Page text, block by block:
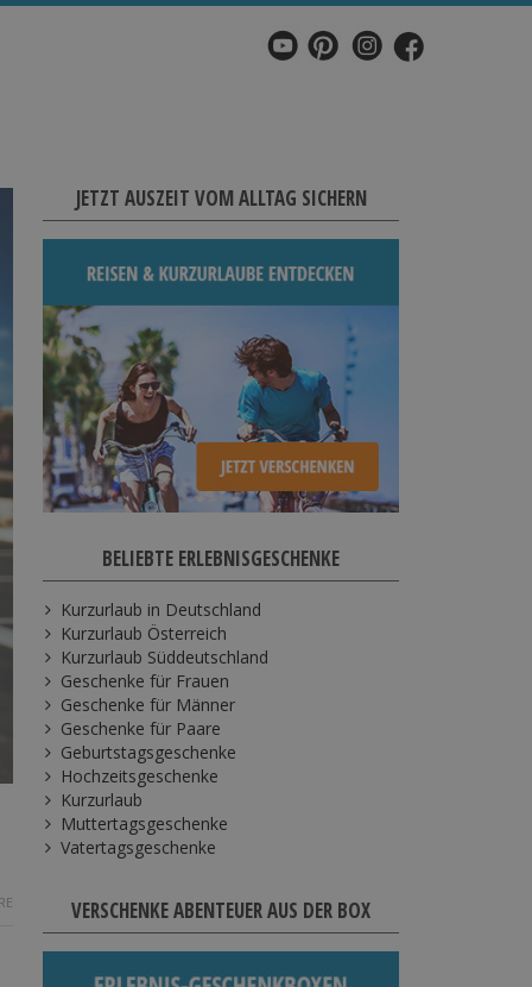
JETZT AUSZEIT VOM ALLTAG SICHERN
BELIEBTE ERLEBNISGESCHENKE
Kurzurlaub in Deutschland
Kurzurlaub Österreich
Kurzurlaub Süddeutschland
Geschenke für Frauen
Geschenke für Männer
Geschenke für Paare
Geburtstagsgeschenke
Hochzeitsgeschenke
Kurzurlaub
Muttertagsgeschenke
Vatertagsgeschenke
VERSCHENKE ABENTEUER AUS DER BOX